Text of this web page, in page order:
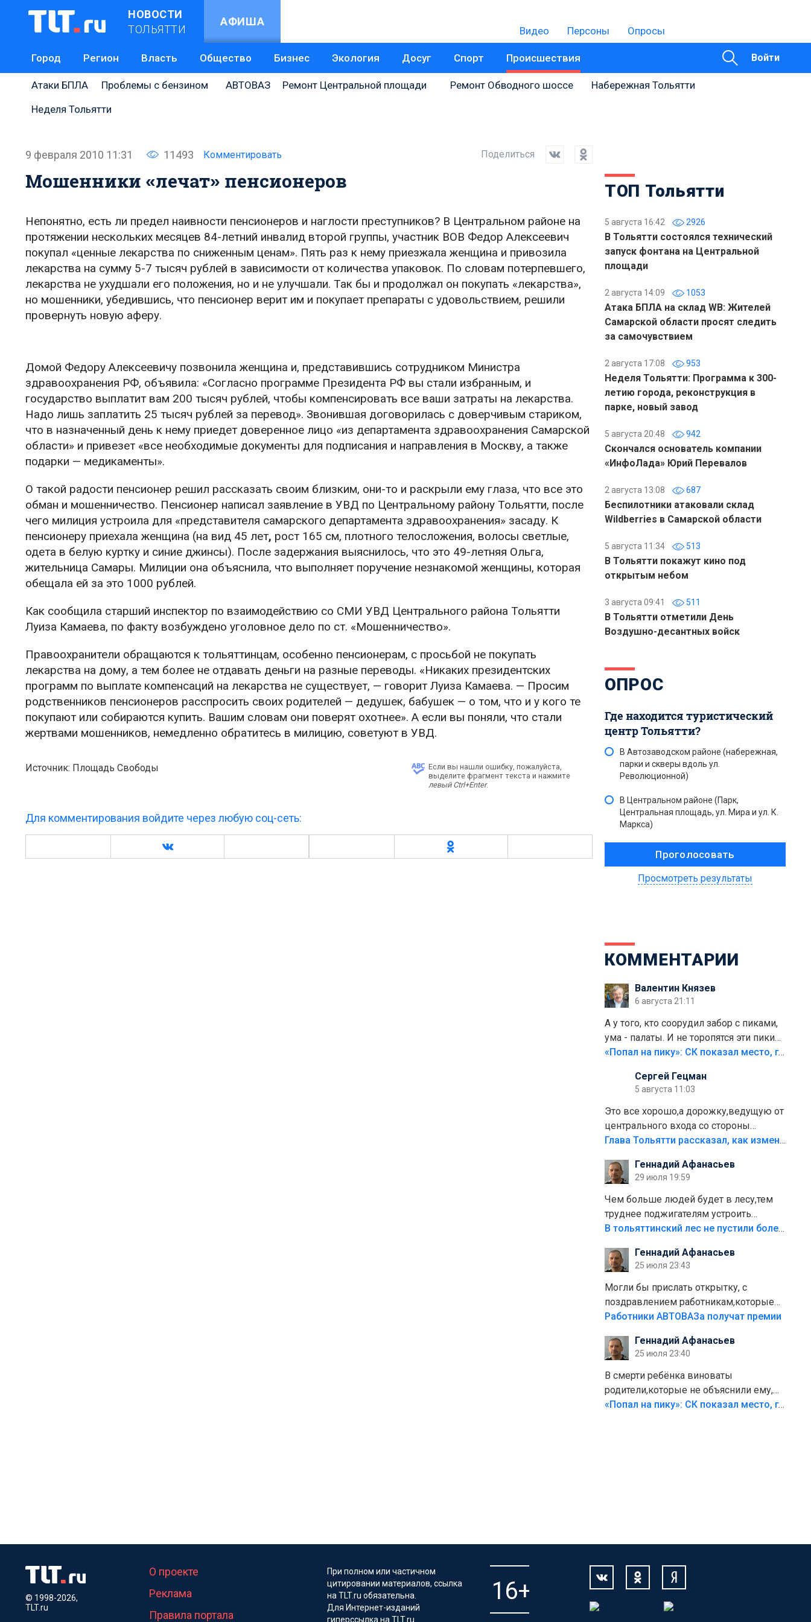
НОВОСТИ
ТОЛЬЯТТИ
АФИША
Видео Персоны Опросы
Город Регион Власть Общество Бизнес Экология Досуг Спорт Происшествия Войти
Атаки БПЛА Проблемы с бензином АВТОВАЗ Ремонт Центральной площади Ремонт Обводного шоссе
Набережная Тольятти
Неделя Тольятти
9 февраля 2010 11:31 11493 Комментировать Поделиться
Мошенники «лечат» пенсионеров
Непонятно, есть ли предел наивности пенсионеров и наглости преступников? В Центральном районе на
протяжении нескольких месяцев 84-летний инвалид второй группы, участник ВОВ Федор Алексеевич
покупал «ценные лекарства по сниженным ценам». Пять раз к нему приезжала женщина и привозила
лекарства на сумму 5-7 тысяч рублей в зависимости от количества упаковок. По словам потерпевшего,
лекарства не ухудшали его положения, но и не улучшали. Так бы и продолжал он покупать «лекарства»,
но мошенники, убедившись, что пенсионер верит им и покупает препараты с удовольствием, решили
провернуть новую аферу.
Домой Федору Алексеевичу позвонила женщина и, представившись сотрудником Министра
здравоохранения РФ, объявила: «Согласно программе Президента РФ вы стали избранным, и
государство выплатит вам 200 тысяч рублей, чтобы компенсировать все ваши затраты на лекарства.
Надо лишь заплатить 25 тысяч рублей за перевод». Звонившая договорилась с доверчивым стариком,
что в назначенный день к нему приедет доверенное лицо «из департамента здравоохранения Самарской
области» и привезет «все необходимые документы для подписания и направления в Москву, а также
подарки — медикаменты».
О такой радости пенсионер решил рассказать своим близким, они-то и раскрыли ему глаза, что все это
обман и мошенничество. Пенсионер написал заявление в УВД по Центральному району Тольятти, после
чего милиция устроила для «представителя самарского департамента здравоохранения» засаду. К
пенсионеру приехала женщина (на вид 45 лет, рост 165 см, плотного телосложения, волосы светлые,
одета в белую куртку и синие джинсы). После задержания выяснилось, что это 49-летняя Ольга,
жительница Самары. Милиции она объяснила, что выполняет поручение незнакомой женщины, которая
обещала ей за это 1000 рублей.
Как сообщила старший инспектор по взаимодействию со СМИ УВД Центрального района Тольятти
Луиза Камаева, по факту возбуждено уголовное дело по ст. «Мошенничество».
Правоохранители обращаются к тольяттинцам, особенно пенсионерам, с просьбой не покупать
лекарства на дому, а тем более не отдавать деньги на разные переводы. «Никаких президентских
программ по выплате компенсаций на лекарства не существует, — говорит Луиза Камаева. — Просим
родственников пенсионеров расспросить своих родителей — дедушек, бабушек — о том, что и у кого те
покупают или собираются купить. Вашим словам они поверят охотнее». А если вы поняли, что стали
жертвами мошенников, немедленно обратитесь в милицию, советуют в УВД.
Источник: Площадь Свободы
Если вы нашли ошибку, пожалуйста,
выделите фрагмент текста и нажмите
левый Ctrl+Enter.
Для комментирования войдите через любую соц-сеть:
ТОП Тольятти
5 августа 16:42 2926
В Тольятти состоялся технический
запуск фонтана на Центральной
площади
2 августа 14:09 1053
Атака БПЛА на склад WB: Жителей
Самарской области просят следить
за самочувствием
2 августа 17:08 953
Неделя Тольятти: Программа к 300-
летию города, реконструкция в
парке, новый завод
5 августа 20:48 942
Скончался основатель компании
«ИнфоЛада» Юрий Перевалов
2 августа 13:08 687
Беспилотники атаковали склад
Wildberries в Самарской области
5 августа 11:34 513
В Тольятти покажут кино под
открытым небом
3 августа 09:41 511
В Тольятти отметили День
Воздушно-десантных войск
ОПРОС
Где находится туристический
центр Тольятти?
В Автозаводском районе (набережная,
парки и скверы вдоль ул.
Революционной)
В Центральном районе (Парк,
Центральная площадь, ул. Мира и ул. К.
Маркса)
Просмотреть результаты
КОММЕНТАРИИ
Валентин Князев
6 августа 21:11
А у того, кто соорудил забор с пиками,
ума - палаты. И не торопятся эти пики
срезать
«Попал на пику»: СК показал место, где был смертельно травмирован ребенок в Тольятти
Сергей Гецман
5 августа 11:03
Это все хорошо,а дорожку,ведущую от
центрального входа со стороны
кафе"Мираж" к аттракционам слабо
плитки не хватило,т.к.осенью и зимой
лежала в парке и испортилась.Да
еще,видимо,часть украли.
Глава Тольятти рассказал, как изменится парк Центрального района
Геннадий Афанасьев
29 июля 19:59
Чем больше людей будет в лесу,тем
труднее поджигателям устроить
пожар.Тех кто разводит костры,тех
полно стоит,почему водители всё
равно едут в лес? Штрафы мизерные.
В тольяттинский лес не пустили более тысячи автомобилей
Геннадий Афанасьев
25 июля 23:43
Могли бы прислать открытку, с
поздравлением работникам,которые
больше сорока лет отработали на
Работники АВТОВАЗа получат премии
Геннадий Афанасьев
25 июля 23:40
В смерти ребёнка виноваты
родители,которые не объяснили ему,
что такое хорошо и что такое плохо!
«Попал на пику»: СК показал место, где был смертельно травмирован ребенок в Тольятти
© 1998-2026,
TLT.ru
О проекте
Реклама
Правила портала
При полном или частичном
цитировании материалов, ссылка
на TLT.ru обязательна.
Для Интернет-изданий
гиперссылка на TLT.ru